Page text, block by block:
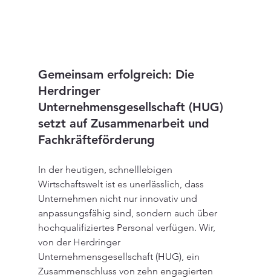
Gemeinsam erfolgreich: Die
Herdringer
Unternehmensgesellschaft (HUG)
setzt auf Zusammenarbeit und
Fachkräfteförderung
In der heutigen, schnelllebigen
Wirtschaftswelt ist es unerlässlich, dass
Unternehmen nicht nur innovativ und
anpassungsfähig sind, sondern auch über
hochqualifiziertes Personal verfügen. Wir,
von der Herdringer
Unternehmensgesellschaft (HUG), ein
Zusammenschluss von zehn engagierten